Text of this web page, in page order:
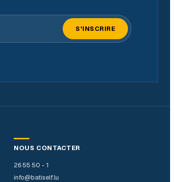
S'INSCRIRE
NOUS CONTACTER
26 55 50 - 1
info@batiself.lu